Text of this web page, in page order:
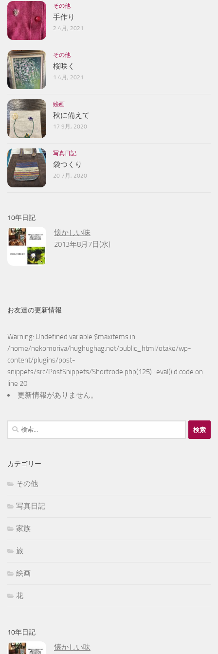
その他
手作り
2 4月, 2021
その他
桜咲く
1 4月, 2021
絵画
秋に備えて
17 9月, 2020
写真日記
袋つくり
20 7月, 2020
10年日記
懐かしい味
2013年8月7日(水)
お友達の更新情報
Warning: Undefined variable $maxitems in
/home/nekomoriya/hughughag.net/public_html/otake/wp-
content/plugins/post-
snippets/src/PostSnippets/Shortcode.php(125) : eval()'d code on
line 20
更新情報がありません。
検
索:
カテゴリー
その他
写真日記
家族
旅
絵画
花
10年日記
懐かしい味